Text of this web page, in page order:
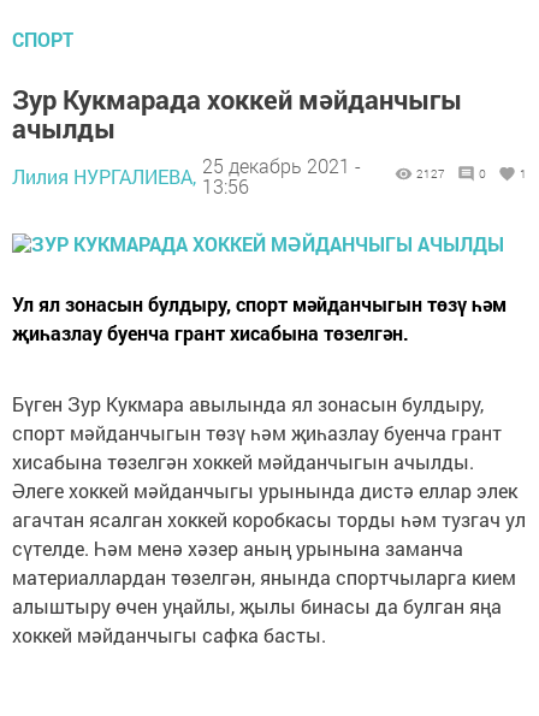
СПОРТ
Зур Кукмарада хоккей мәйданчыгы
ачылды
Лилия НУРГАЛИЕВА, 25 декабрь 2021 -
13:56
2127 0 1
Ул ял зонасын булдыру, спорт мәйданчыгын төзү һәм
җиһазлау буенча грант хисабына төзелгән.
Бүген Зур Кукмара авылында ял зонасын булдыру,
спорт мәйданчыгын төзү һәм җиһазлау буенча грант
хисабына төзелгән хоккей мәйданчыгын ачылды.
Әлеге хоккей мәйданчыгы урынында дистә еллар элек
агачтан ясалган хоккей коробкасы торды һәм тузгач ул
сүтелде. Һәм менә хәзер аның урынына заманча
материаллардан төзелгән, янында спортчыларга кием
алыштыру өчен уңайлы, җылы бинасы да булган яңа
хоккей мәйданчыгы сафка басты.